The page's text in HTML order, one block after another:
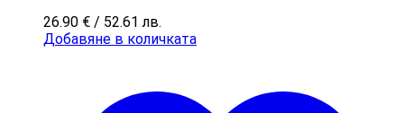
26.90 € / 52.61 лв.
Добавяне в количката